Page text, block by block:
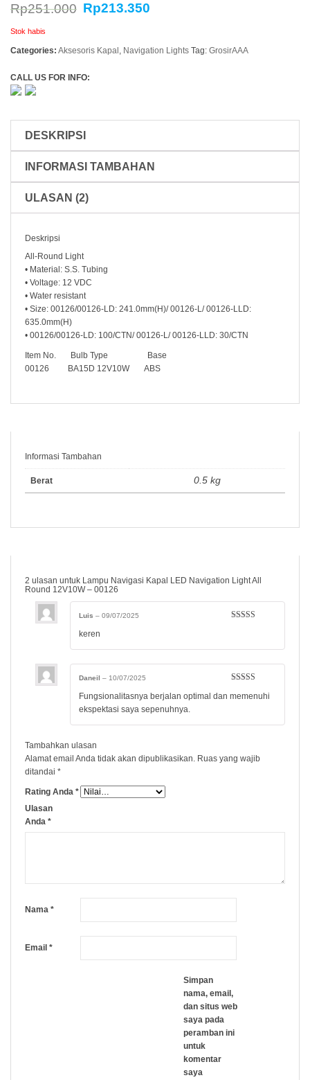
Rp251.000 Rp213.350
Stok habis
Categories: Aksesoris Kapal , Navigation Lights Tag: GrosirAAA
CALL US FOR INFO:
DESKRIPSI
INFORMASI TAMBAHAN
ULASAN (2)
Deskripsi
All-Round Light
• Material: S.S. Tubing
• Voltage: 12 VDC
• Water resistant
• Size: 00126/00126-LD: 241.0mm(H)/ 00126-L/ 00126-LLD:
635.0mm(H)
• 00126/00126-LD: 100/CTN/ 00126-L/ 00126-LLD: 30/CTN
Item No. Bulb Type Base
00126 BA15D 12V10W ABS
Informasi Tambahan
Berat 0.5 kg
2 ulasan untuk Lampu Navigasi Kapal LED Navigation Light All
Round 12V10W – 00126
Luis – 09/07/2025
keren
5
Daneil – 10/07/2025
Fungsionalitasnya berjalan optimal dan memenuhi
ekspektasi saya sepenuhnya.
Tambahkan ulasan
Alamat email Anda tidak akan dipublikasikan. Ruas yang wajib
ditandai *
Rating Anda *
Ulasan
Anda *
Nama *
Email *
Simpan
nama, email,
dan situs web
saya pada
peramban ini
untuk
komentar
saya